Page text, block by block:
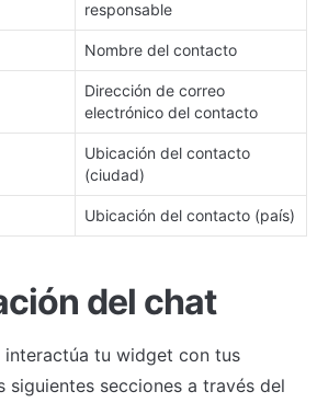
responsable
Nombre del contacto
Dirección de correo
electrónico del contacto
Ubicación del contacto
(ciudad)
Ubicación del contacto (país)
del chat
interactúa tu widget con tus
siguientes secciones a través del